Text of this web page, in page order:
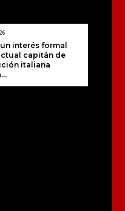
interés formal
capitán de
italiana